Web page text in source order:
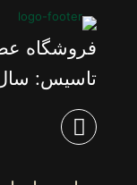
فروشگاه
تاسیس: سال ١٣٣٠ شماره ثبت: